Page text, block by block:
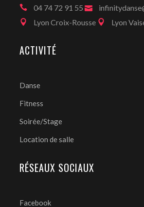
04 74 72 91 55
Lyon Croix-Rousse
Lyon
ACTIVITÉ
Danse
Fitness
Soirée/Stage
Location de salle
RÉSEAUX SOCIAUX
Facebook